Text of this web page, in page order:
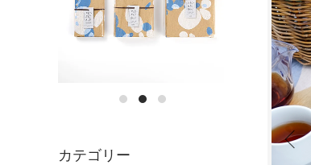
カテゴリー